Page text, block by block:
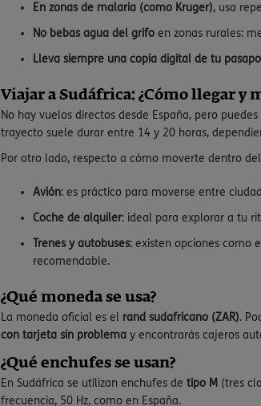
En zonas de malaria (como Kruger), usa
No bebas agua del grifo en zonas rurales:
Lleva siempre una copia digital de tu
Viajar a Sudáfrica: ¿Cómo llegar y
No hay vuelos directos desde España, pero
trayecto suele durar entre 14 y 20 horas,
Por otro lado, respecto a cómo moverte dentro
Avión: es práctico para moverse entre
Coche de alquiler: ideal para explorar a tu
Trenes y autobuses: existen opciones como
recomendable.
¿Qué moneda se usa?
La moneda oficial es el rand sudafricano (ZAR).
con tarjeta sin problema y encontrarás cajeros
¿Qué enchufes se usan?
En Sudáfrica se utilizan enchufes de tipo M (tres
frecuencia, 50 Hz, como en España.